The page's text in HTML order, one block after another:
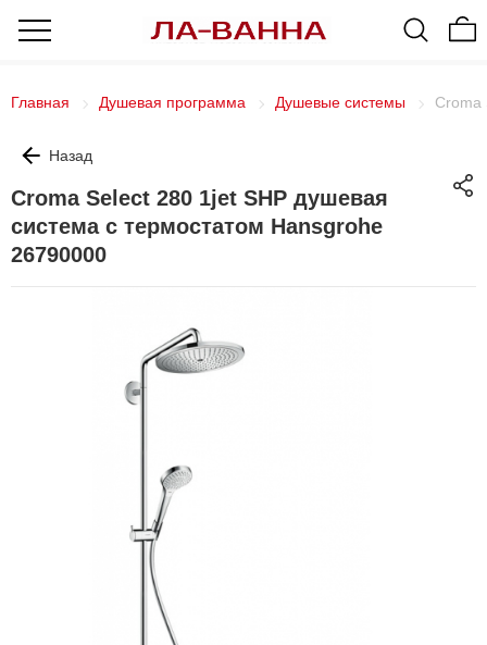
Главная Душевая программа Душевые системы Croma
Назад
Croma Select 280 1jet SHP душевая
система с термостатом Hansgrohe
26790000